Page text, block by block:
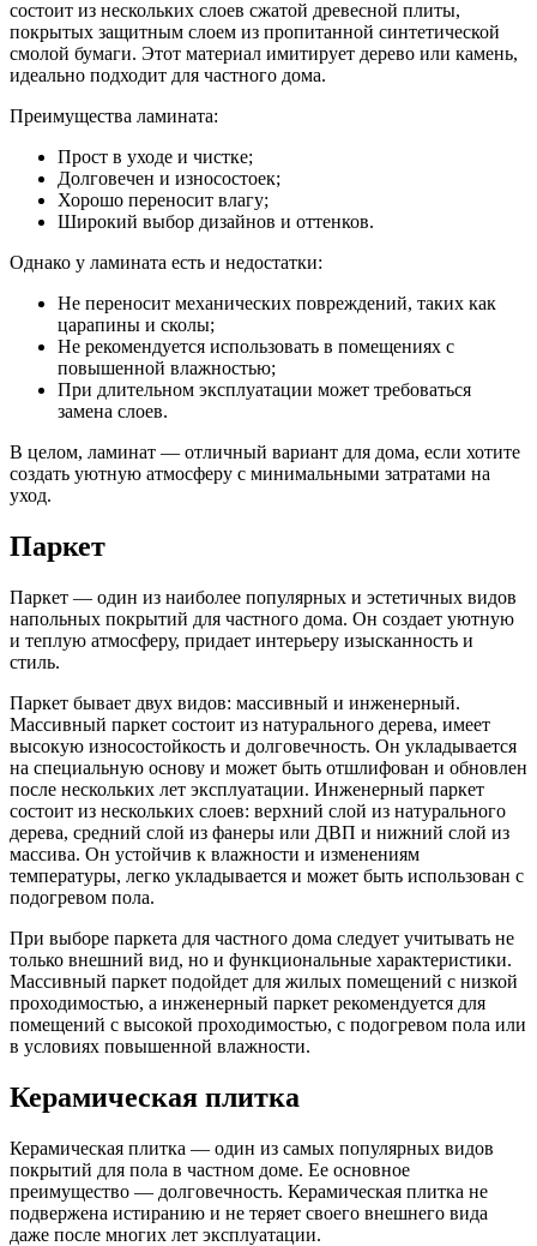
состоит из нескольких слоев сжатой древесной плиты,
покрытых защитным слоем из пропитанной синтетической
смолой бумаги. Этот материал имитирует дерево или камень,
идеально подходит для частного дома.
Преимущества ламината:
Прост в уходе и чистке;
Долговечен и износостоек;
Хорошо переносит влагу;
Широкий выбор дизайнов и оттенков.
Однако у ламината есть и недостатки:
Не переносит механических повреждений, таких как
царапины и сколы;
Не рекомендуется использовать в помещениях с
повышенной влажностью;
При длительном эксплуатации может требоваться
замена слоев.
В целом, ламинат — отличный вариант для дома, если хотите
создать уютную атмосферу с минимальными затратами на
уход.
Паркет
Паркет — один из наиболее популярных и эстетичных видов
напольных покрытий для частного дома. Он создает уютную
и теплую атмосферу, придает интерьеру изысканность и
стиль.
Паркет бывает двух видов: массивный и инженерный.
Массивный паркет состоит из натурального дерева, имеет
высокую износостойкость и долговечность. Он укладывается
на специальную основу и может быть отшлифован и обновлен
после нескольких лет эксплуатации. Инженерный паркет
состоит из нескольких слоев: верхний слой из натурального
дерева, средний слой из фанеры или ДВП и нижний слой из
массива. Он устойчив к влажности и изменениям
температуры, легко укладывается и может быть использован с
подогревом пола.
При выборе паркета для частного дома следует учитывать не
только внешний вид, но и функциональные характеристики.
Массивный паркет подойдет для жилых помещений с низкой
проходимостью, а инженерный паркет рекомендуется для
помещений с высокой проходимостью, с подогревом пола или
в условиях повышенной влажности.
Керамическая плитка
Керамическая плитка — один из самых популярных видов
покрытий для пола в частном доме. Ее основное
преимущество — долговечность. Керамическая плитка не
подвержена истиранию и не теряет своего внешнего вида
даже после многих лет эксплуатации.